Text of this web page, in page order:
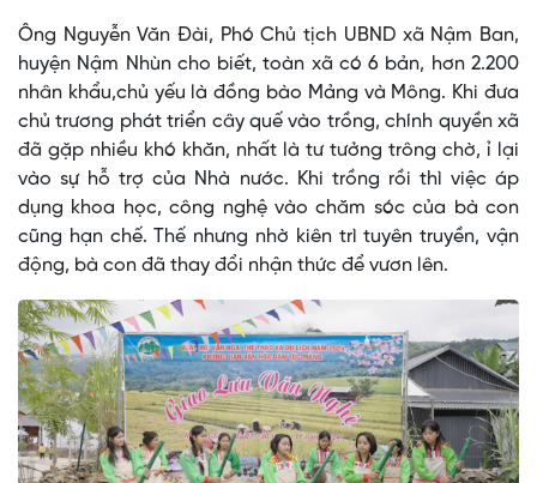
Ông Nguyễn Văn Đài, Phó Chủ tịch UBND xã Nậm Ban,
huyện Nậm Nhùn cho biết, toàn xã có 6 bản, hơn 2.200
nhân khẩu,chủ yếu là đồng bào Mảng và Mông. Khi đưa
chủ trương phát triển cây quế vào trồng, chính quyền xã
đã gặp nhiều khó khăn, nhất là tư tưởng trông chờ, ỉ lại
vào sự hỗ trợ của Nhà nước. Khi trồng rồi thì việc áp
dụng khoa học, công nghệ vào chăm sóc của bà con
cũng hạn chế. Thế nhưng nhờ kiên trì tuyên truyền, vận
động, bà con đã thay đổi nhận thức để vươn lên.